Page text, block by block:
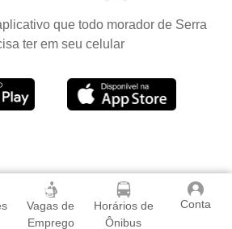
Vagas de
Emprego
Horários de
Ônibus
Conta
que todo morador de Serra
ter em seu celular